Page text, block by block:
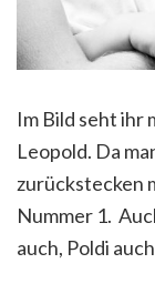
Im Bild seht ihr
Leopold. Da
zurückstecken
Nummer 1.
auch, Poldi